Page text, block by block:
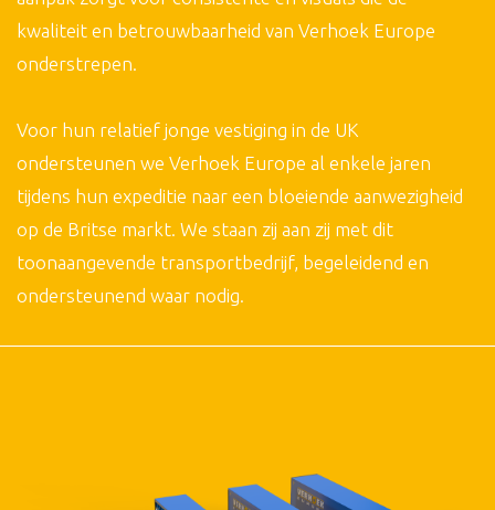
kwaliteit en betrouwbaarheid van Verhoek Europe
onderstrepen.
Voor hun relatief jonge vestiging in de UK
ondersteunen we Verhoek Europe al enkele jaren
tijdens hun expeditie naar een bloeiende aanwezigheid
op de Britse markt. We staan zij aan zij met dit
toonaangevende transportbedrijf, begeleidend en
ondersteunend waar nodig.